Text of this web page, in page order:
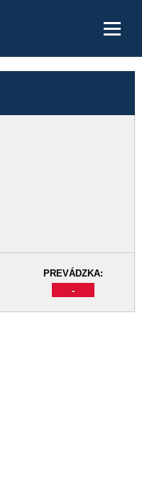
PREVÁDZKA:
-